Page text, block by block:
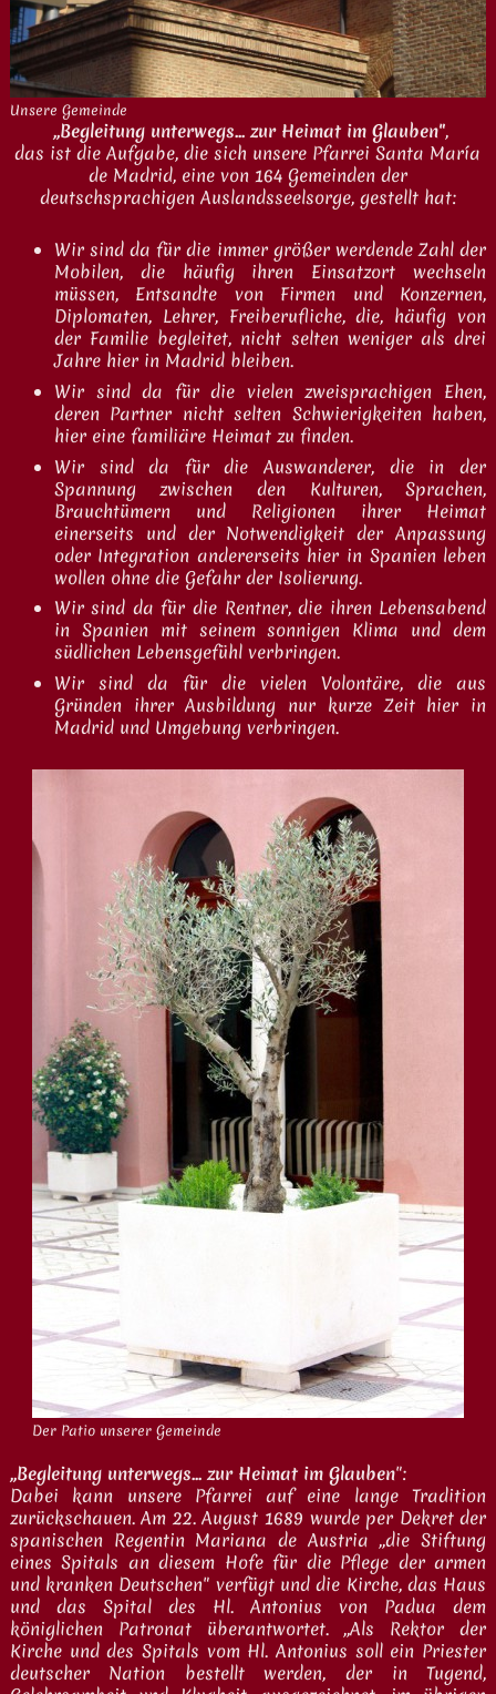
Unsere Gemeinde
„Begleitung unterwegs... zur Heimat im Glauben",
das ist die Aufgabe, die sich unsere Pfarrei Santa María
de Madrid, eine von 164 Gemeinden der
deutschsprachigen Auslandsseelsorge, gestellt hat:
Wir sind da für die immer größer werdende Zahl der
Mobilen, die häufig ihren Einsatzort wechseln
müssen, Entsandte von Firmen und Konzernen,
Diplomaten, Lehrer, Freiberufliche, die, häufig von
der Familie begleitet, nicht selten weniger als drei
Jahre hier in Madrid bleiben.
Wir sind da für die vielen zweisprachigen Ehen,
deren Partner nicht selten Schwierigkeiten haben,
hier eine familiäre Heimat zu finden.
Wir sind da für die Auswanderer, die in der
Spannung zwischen den Kulturen, Sprachen,
Brauchtümern und Religionen ihrer Heimat
einerseits und der Notwendigkeit der Anpassung
oder Integration andererseits hier in Spanien leben
wollen ohne die Gefahr der Isolierung.
Wir sind da für die Rentner, die ihren Lebensabend
in Spanien mit seinem sonnigen Klima und dem
südlichen Lebensgefühl verbringen.
Wir sind da für die vielen Volontäre, die aus
Gründen ihrer Ausbildung nur kurze Zeit hier in
Madrid und Umgebung verbringen.
Der Patio unserer Gemeinde
„Begleitung unterwegs... zur Heimat im Glauben":
Dabei kann unsere Pfarrei auf eine lange Tradition
zurückschauen. Am 22. August 1689 wurde per Dekret der
spanischen Regentin Mariana de Austria „die Stiftung
eines Spitals an diesem Hofe für die Pflege der armen
und kranken Deutschen" verfügt und die Kirche, das Haus
und das Spital des Hl. Antonius von Padua dem
königlichen Patronat überantwortet. „Als Rektor der
Kirche und des Spitals vom Hl. Antonius soll ein Priester
deutscher Nation bestellt werden, der in Tugend,